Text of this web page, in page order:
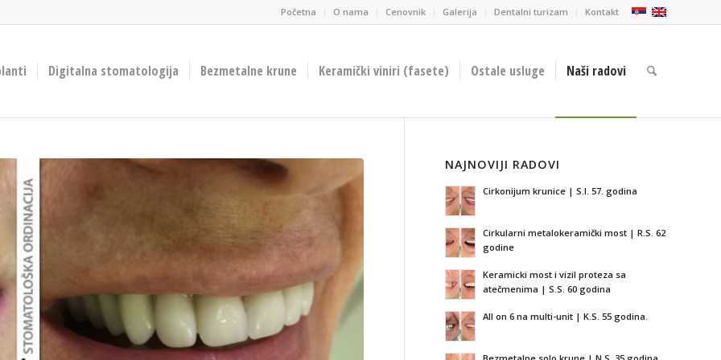
Početna O nama Cenovnik Galerija Dentalni turizam Kontakt
Digitalna stomatologija Bezmetalne krune Keramički viniri (fasete) Ostale usluge Naši radovi
NAJNOVIJI RADOVI
Cirkonijum krunice | S.I. 57. godina
Cirkularni metalokeramički most | R.S. 62
godine
Keramicki most i vizil proteza sa
atečmenima | S.S. 60 godina
All on 6 na multi-unit | K.S. 55 godina.